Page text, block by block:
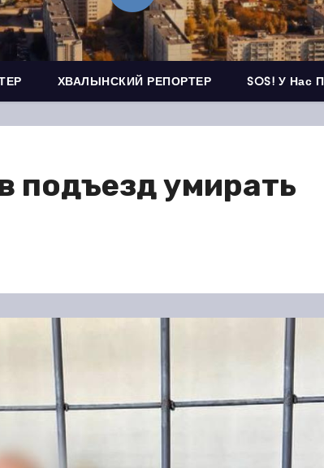
ХВАЛЫНСКИЙ РЕПОРТЕР SOS! У Нас
подъезд умирать